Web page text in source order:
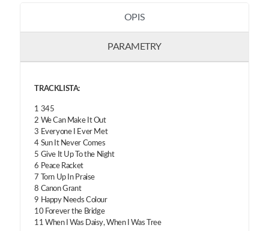
OPIS
PARAMETRY
TRACKLISTA:
1 345
2 We Can Make It Out
3 Everyone I Ever Met
4 Sun It Never Comes
5 Give It Up To the Night
6 Peace Racket
7 Torn Up In Praise
8 Canon Grant
9 Happy Needs Colour
10 Forever the Bridge
11 When I Was Daisy, When I Was Tree